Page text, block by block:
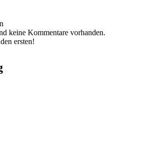
keine Kommentare vorhanden.
ersten!